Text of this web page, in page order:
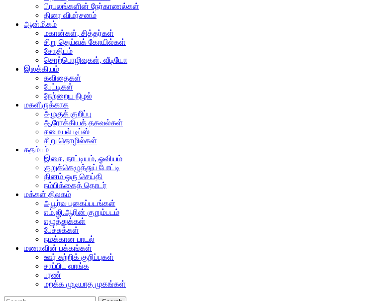
பிரபலங்களின் நேர்காணல்கள்
திரை விமர்சனம்
ஆன்மிகம்
மகான்கள், சித்தர்கள்
சிறு தெய்வக் கோயில்கள்
சோதிடம்
சொற்பொழிவுகள், வீடியோ
இலக்கியம்
கவிதைகள்
பேட்டிகள்
நேற்றைய நிழல்
மகளிருக்காக
அழகுக் குறிப்பு
ஆரோக்கியத் தகவல்கள்
சமையல் டிப்ஸ்
சிறு தொழில்கள்
கதம்பம்
இசை, நாட்டியம், ஓவியம்
குறுக்கெழுத்துப் போட்டி
தினம் ஒரு செய்தி
நம்பிக்கைத் தொடர்
மக்கள் திலகம்
அபூர்வ புகைப்படங்கள்
எம்.ஜி.ஆரின் குறும்படம்
எழுத்துக்கள்
பேச்சுக்கள்
நமக்கான பாடல்
மணாவின் பக்கங்கள்
ஊர் சுற்றிக் குறிப்புகள்
சாப்பிட வாங்க
பரண்
மறக்க முடியாத முகங்கள்